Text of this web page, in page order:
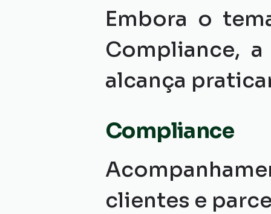
Embora o
Compliance,
alcança
Compliance
clientes e